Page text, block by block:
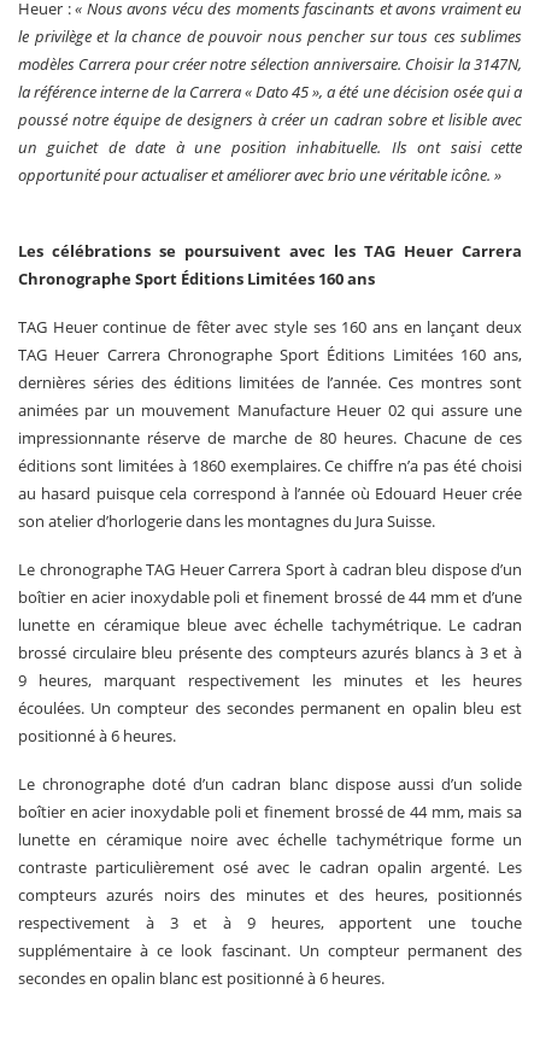
Heuer :« Nous avons vécu des moments fascinants et avons vraiment eu
le privilège et la chance de pouvoir nous pencher sur tous ces sublimes
modèles Carrera pour créer notre sélection anniversaire. Choisir la 3147N,
la référence interne de la Carrera « Dato 45 », a été une décision osée qui a
poussé notre équipe de designers à créer un cadran sobre et lisible avec
un guichet de date à une position inhabituelle. Ils ont saisi cette
opportunité pour actualiser et améliorer avec brio une véritable icône. »
Les célébrations se poursuivent avec les TAG Heuer Carrera
Chronographe Sport Éditions Limitées 160 ans
TAG Heuer continue de fêter avec style ses 160 ans en lançant deux
TAG Heuer Carrera Chronographe Sport Éditions Limitées 160 ans,
dernières séries des éditions limitées de l’année. Ces montres sont
animées par un mouvement Manufacture Heuer 02 qui assure une
impressionnante réserve de marche de 80 heures. Chacune de ces
éditions sont limitées à 1860 exemplaires. Ce chiffre n’a pas été choisi
au hasard puisque cela correspond à l’année où Edouard Heuer crée
son atelier d’horlogerie dans les montagnes du Jura Suisse.
Le chronographe TAG Heuer Carrera Sport à cadran bleu dispose d’un
boîtier en acier inoxydable poli et finement brossé de 44 mm et d’une
lunette en céramique bleue avec échelle tachymétrique. Le cadran
brossé circulaire bleu présente des compteurs azurés blancs à 3 et à
9 heures, marquant respectivement les minutes et les heures
écoulées. Un compteur des secondes permanent en opalin bleu est
positionné à 6 heures.
Le chronographe doté d’un cadran blanc dispose aussi d’un solide
boîtier en acier inoxydable poli et finement brossé de 44 mm, mais sa
lunette en céramique noire avec échelle tachymétrique forme un
contraste particulièrement osé avec le cadran opalin argenté. Les
compteurs azurés noirs des minutes et des heures, positionnés
respectivement à 3 et à 9 heures, apportent une touche
supplémentaire à ce look fascinant. Un compteur permanent des
secondes en opalin blanc est positionné à 6 heures.